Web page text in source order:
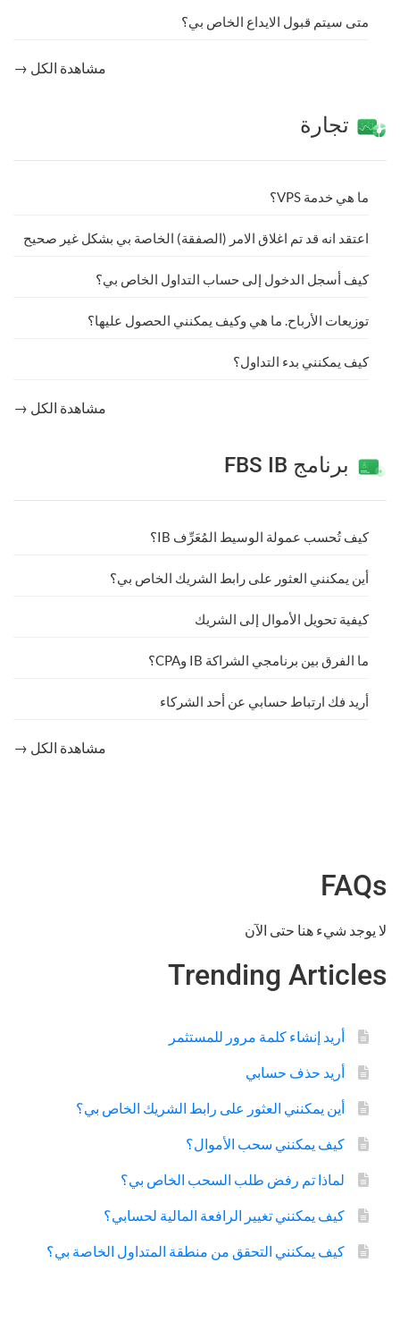
متى سيتم قبول الايداع الخاص بي؟
مشاهدة الكل →
تجارة
ما هي خدمة VPS؟
اعتقد انه قد تم اغلاق الامر (الصفقة) الخاصة بي بشكل غير صحيح
كيف أسجل الدخول إلى حساب التداول الخاص بي؟
توزيعات الأرباح. ما هي وكيف يمكنني الحصول عليها؟
كيف يمكنني بدء التداول؟
مشاهدة الكل →
برنامج FBS IB
كيف تُحسب عمولة الوسيط المُعَرِّف IB؟
أين يمكنني العثور على رابط الشريك الخاص بي؟
كيفية تحويل الأموال إلى الشريك
ما الفرق بين برنامجي الشراكة IB وCPA؟
أريد فك ارتباط حسابي عن أحد الشركاء
مشاهدة الكل →
FAQs
لا يوجد شيء هنا حتى الآن
Trending Articles
أريد إنشاء كلمة مرور للمستثمر
أريد حذف حسابي
أين يمكنني العثور على رابط الشريك الخاص بي؟
كيف يمكنني سحب الأموال؟
لماذا تم رفض طلب السحب الخاص بي؟
كيف يمكنني تغيير الرافعة المالية لحسابي؟
كيف يمكنني التحقق من منطقة المتداول الخاصة بي؟